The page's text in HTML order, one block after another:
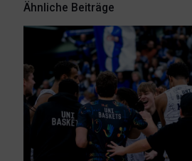
Ähnliche Beiträge